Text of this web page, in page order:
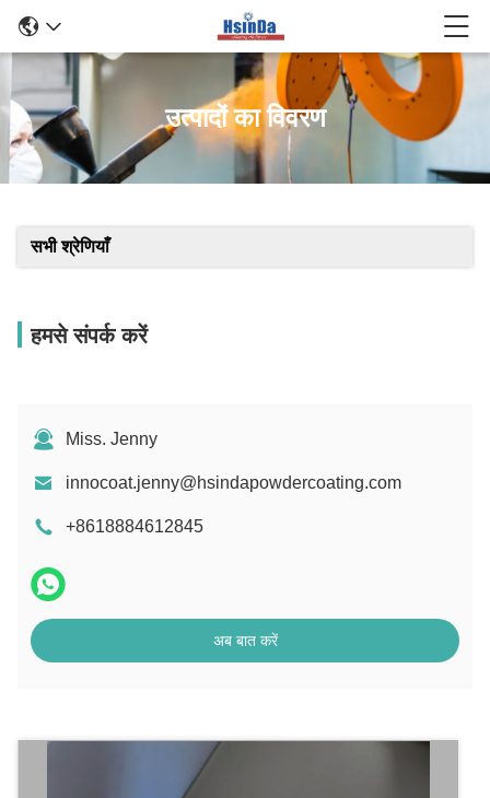
उत्पादों का विवरण
सभी श्रेणियाँ
हमसे संपर्क करें
Miss. Jenny
innocoat.jenny@hsindapowdercoating.com
+8618884612845
अब बात करें